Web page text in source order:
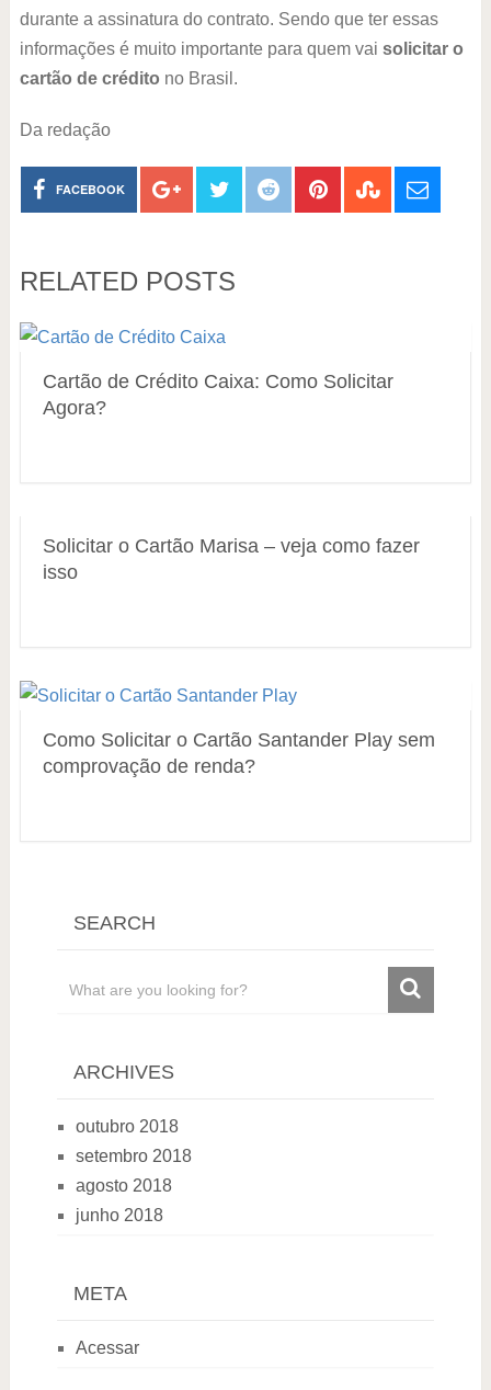
durante a assinatura do contrato. Sendo que ter essas
informações é muito importante para quem vai solicitar o
cartão de crédito no Brasil.
Da redação
FACEBOOK
RELATED POSTS
Cartão de Crédito Caixa: Como Solicitar
Agora?
Solicitar o Cartão Marisa – veja como fazer
isso
Como Solicitar o Cartão Santander Play sem
comprovação de renda?
SEARCH
ARCHIVES
outubro 2018
setembro 2018
agosto 2018
junho 2018
META
Acessar